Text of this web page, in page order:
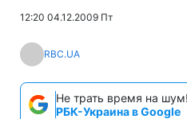
12:20 04.12.2009 Пт
RBC.UA
Не трать время на
РБК-Украина в Google